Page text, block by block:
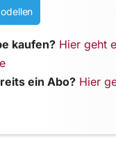
kaufen? Hier geht
ein Abo? Hier